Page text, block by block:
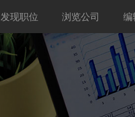
发现职位 浏览公司 编